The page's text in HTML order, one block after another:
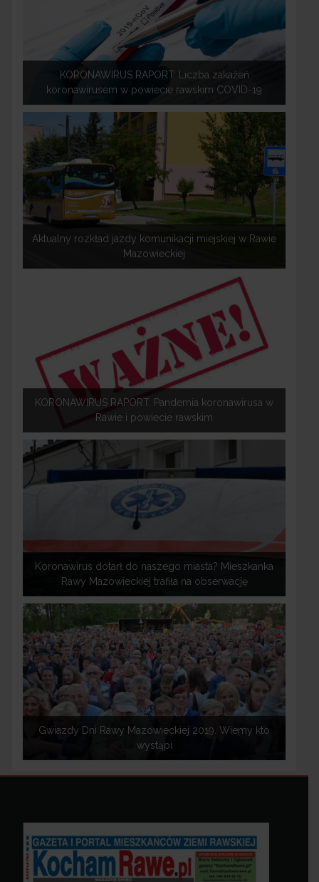
KORONAWIRUS RAPORT: Liczba zakażeń
koronawirusem w powiecie rawskim COVID-19
Aktualny rozkład jazdy komunikacji miejskiej w Rawie
Mazowieckiej
KORONAWIRUS RAPORT: Pandemia koronawirusa w
Rawie i powiecie rawskim
Koronawirus dotarł do naszego miasta? Mieszkanka
Rawy Mazowieckiej trafiła na obserwację
Gwiazdy Dni Rawy Mazowieckiej 2019. Wiemy kto
wystąpi